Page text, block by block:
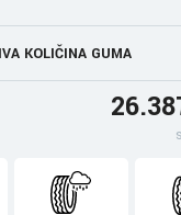
KOLIČINA GUMA